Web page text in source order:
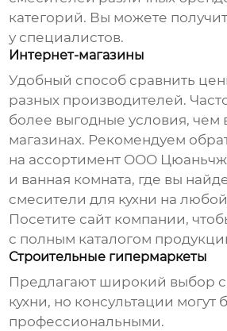
категорий. Вы можете
у специалистов.
Интернет-магазины
Удобный способ сравнить
разных производителей.
более выгодные условия, чем
магазинах. Рекомендуем
на ассортимент ООО
и ванная комната, где вы
смесители для кухни на
Посетите сайт компании,
с полным каталогом
Строительные гипермаркеты
Предлагают широкий выбор
кухни, но консультации могут
профессиональными.